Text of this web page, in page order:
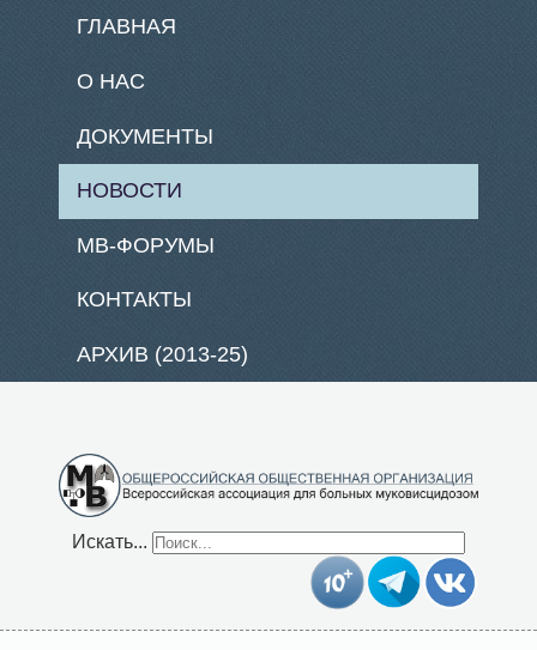
ГЛАВНАЯ
О НАС
ДОКУМЕНТЫ
НОВОСТИ
МВ-ФОРУМЫ
КОНТАКТЫ
АРХИВ (2013-25)
Искать...